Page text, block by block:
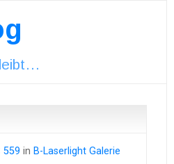
559 in B-Laserlight Galerie